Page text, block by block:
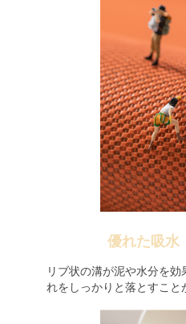
優れた吸水
リブ状の溝が泥や水分を
れをしっかりと落とすこと